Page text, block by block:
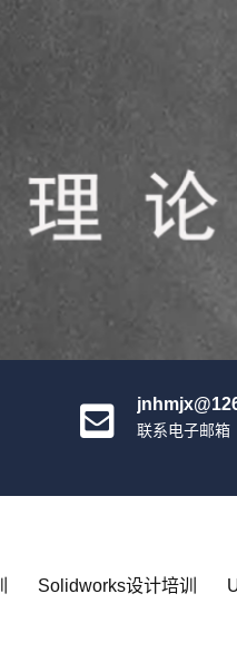
联系电子邮箱
Solidworks设计培训